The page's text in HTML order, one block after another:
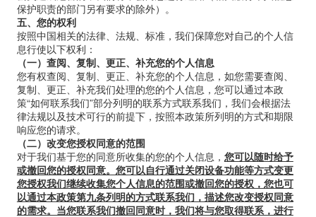
保护职责的部门另有要求的除外）。
五、您的权利
按照中国相关的法律、法规、标准，我们保障您对自己的个人信
息行使以下权利：
（一）查阅、复制、更正、补充您的个人信息
您有权查阅、复制、更正、补充您的个人信息，如您需要查阅、
复制、更正、补充我们处理的您的个人信息，您可以通过本政
策“如何联系我们”部分列明的联系方式联系我们，我们会根据法
律法规以及技术可行的前提下，按照本政策所列明的方式和期限
响应您的请求。
（二）改变您授权同意的范围
对于我们基于您的同意所收集的您的个人信息， 您可以随时给予
或撤回您的授权同意。您可以自行通过关闭设备功能等方式变更
您授权我们继续收集您个人信息的范围或撤回您的授权，您也可
以通过本政策第九条列明的方式联系我们，描述您改变授权同意
的需求。当您联系我们撤回同意时，我们将与您取得联系，进行